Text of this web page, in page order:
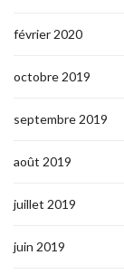
février 2020
octobre 2019
septembre 2019
août 2019
juillet 2019
juin 2019